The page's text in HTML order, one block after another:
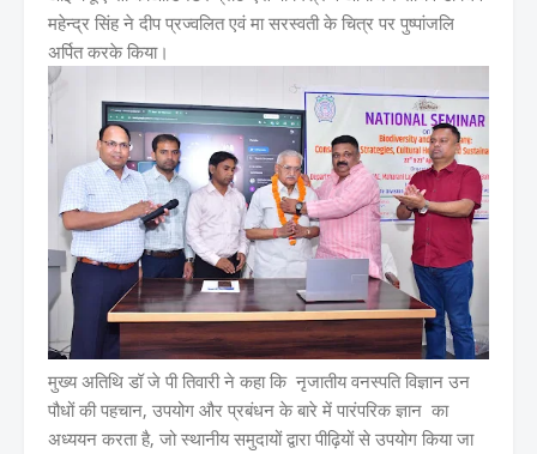
महेन्द्र सिंह ने दीप प्रज्वलित एवं मा सरस्वती के चित्र पर पुष्पांजलि
अर्पित करके किया।
मुख्य अतिथि डॉ जे पी तिवारी ने कहा कि नृजातीय वनस्पति विज्ञान उन
पौधों की पहचान, उपयोग और प्रबंधन के बारे में पारंपरिक ज्ञान का
अध्ययन करता है, जो स्थानीय समुदायों द्वारा पीढ़ियों से उपयोग किया जा